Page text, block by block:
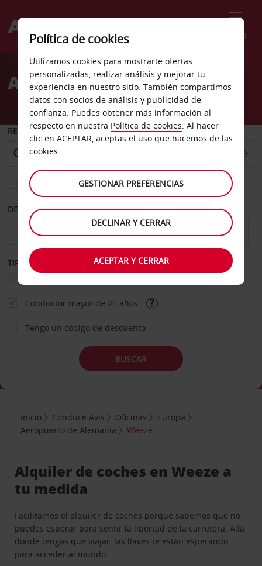
Menú
Welcome
AvisAlquiler de coches Weeze
RECOGER EN
Elegir otra oficina de devolución
DESDE HASTA
TIPO DE ALQUILER
Conductor mayor de 25 años
Tengo un código de descuento
BUSCAR
Inicio Conduce Avis Oficinas
Europa
Aeropuerto de Alemania
Weeze
Alquiler de coches en Weeze a
tu medida
Facilitamos el alquiler de coches porque sabemos que no
puedes esperar para sentir la libertad de la carretera. Allá
donde tengas que viajar, las llaves te están esperando
para acceder al mundo.
Política de cookies
Utilizamos cookies para mostrarte ofertas
personalizadas, realizar análisis y mejorar tu
experiencia en nuestro sitio. También compartimos
datos con socios de análisis y publicidad de
confianza. Puedes obtener más información al
respecto en nuestra Política de cookies. Al hacer
clic en ACEPTAR, aceptas el uso que hacemos de las
cookies.
GESTIONAR PREFERENCIAS
DECLINAR Y CERRAR
ACEPTAR Y CERRAR